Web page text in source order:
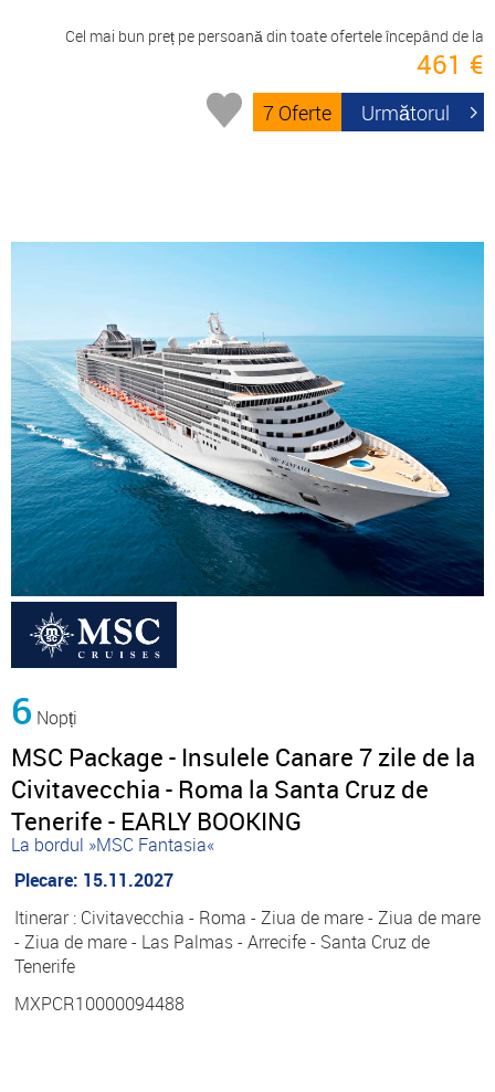
Cel mai bun preț pe persoană din toate ofertele începând de la
461 €
7 Oferte Următorul
6 Nopți
MSC Package - Insulele Canare 7 zile de la
Civitavecchia - Roma la Santa Cruz de
Tenerife - EARLY BOOKING
La bordul »MSC Fantasia«
Plecare: 15.11.2027
Itinerar : Civitavecchia - Roma - Ziua de mare - Ziua de mare
- Ziua de mare - Las Palmas - Arrecife - Santa Cruz de
Tenerife
MXPCR10000094488